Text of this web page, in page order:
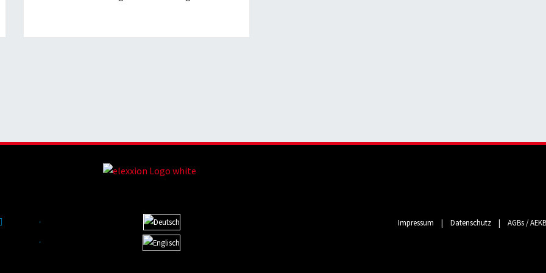
Impressum | Datenschutz | AGBs /